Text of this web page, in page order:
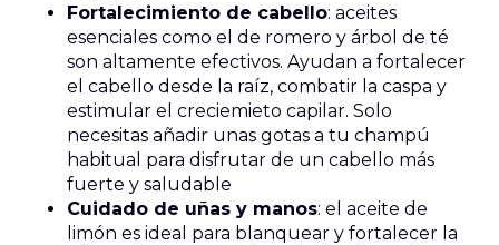
Fortalecimiento de cabello: aceites
esenciales como el de romero y árbol de té
son altamente efectivos. Ayudan a fortalecer
el cabello desde la raíz, combatir la caspa y
estimular el creciemieto capilar. Solo
necesitas añadir unas gotas a tu champú
habitual para disfrutar de un cabello más
fuerte y saludable
Cuidado de uñas y manos: el aceite de
limón es ideal para blanquear y fortalecer la